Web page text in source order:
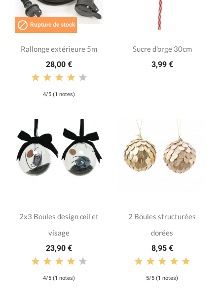
 Rupture de stock
Rallonge extérieure 5m
28,00 €
4/5 (1 notes)
Sucre d'orge 30cm
3,99 €
2x3 Boules design œil et
visage
23,90 €
4/5 (1 notes)
2 Boules structurées
dorées
8,95 €
5/5 (1 notes)